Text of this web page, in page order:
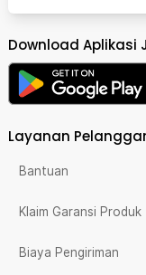
Download Aplikasi
Layanan
Bantuan
Klaim Garansi Produk
Biaya Pengiriman